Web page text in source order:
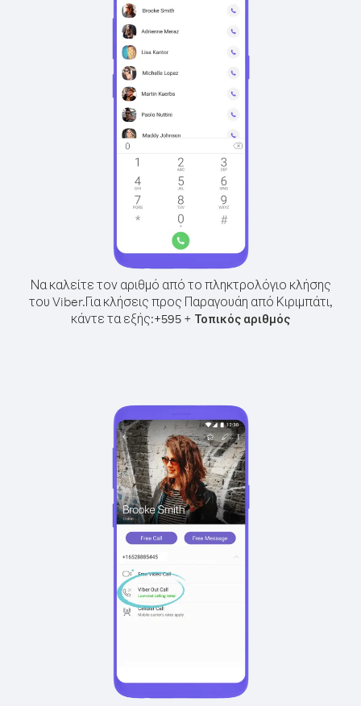
Να καλείτε τον αριθμό από το πληκτρολόγιο κλήσης
του Viber.Για κλήσεις προς Παραγουάη από Κιριμπάτι,
κάντε τα εξής:+595 + Τοπικός αριθμός